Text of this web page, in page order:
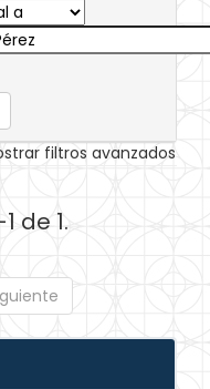
filtros avanzados
de 1.